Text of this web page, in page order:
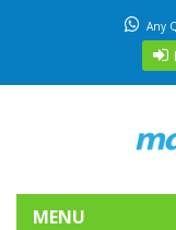
Any
MENU